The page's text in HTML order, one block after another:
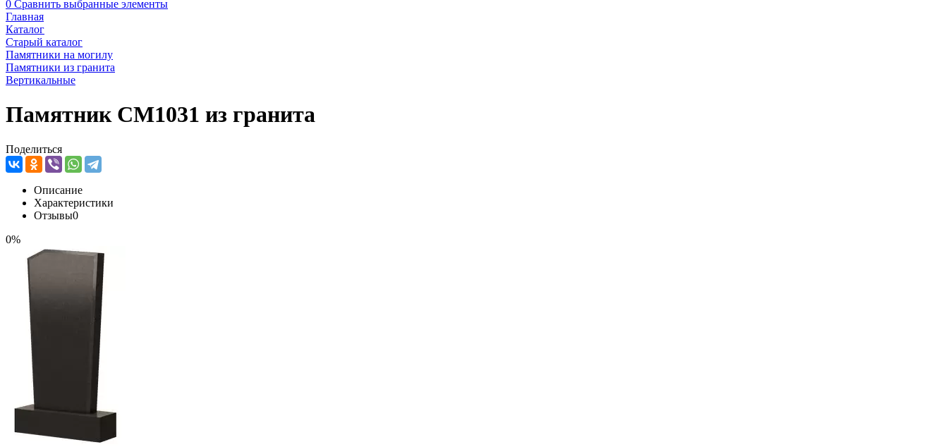
0 Сравнить выбранные элементы
Главная
Каталог
Старый каталог
Памятники на могилу
Памятники из гранита
Вертикальные
Памятник CM1031 из гранита
Поделиться
Описание
Характеристики
Отзывы0
0%